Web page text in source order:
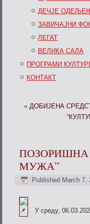
ДЕЧЈЕ
ЗАВИЧАЈНИ
ЛЕГАТ
ВЕЛИКА САЛА
ПРОГРАМИ
КОНТАКТ
« ДОБИЈЕНА
ПОЗОРИШНА
МУЖА”
Published March 7,
У среду,